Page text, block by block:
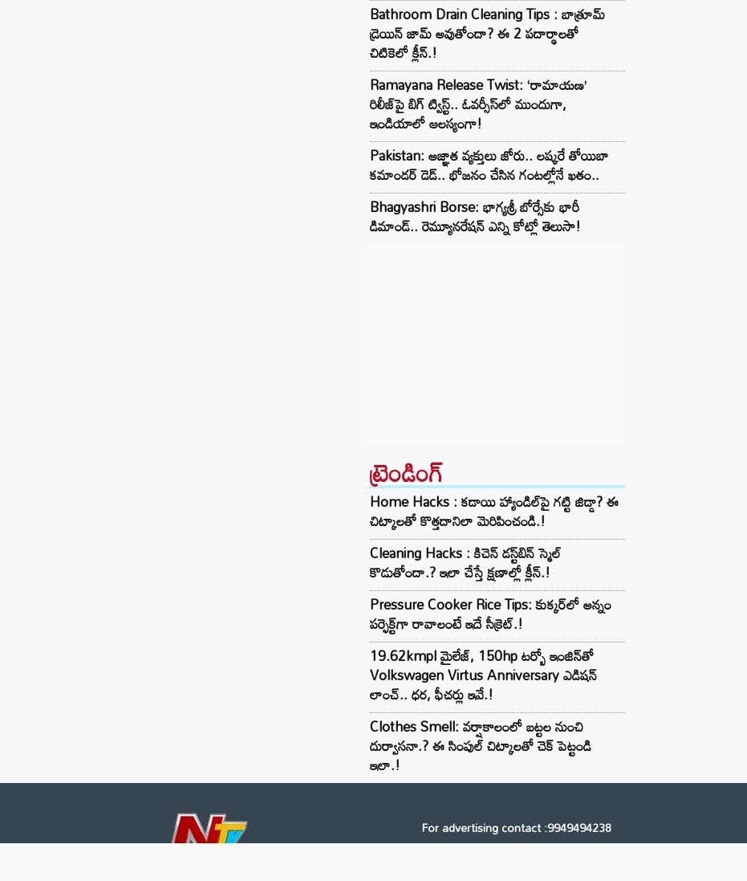
Bathroom Drain Cleaning Tips : బాత్రూమ్
డ్రెయిన్ జామ్ అవుతోందా? ఈ 2 పదార్థాలతో
చిటికెలో క్లీన్.!
Ramayana Release Twist: ‘రామాయణ’
రిలీజ్‌పై బిగ్ ట్విస్ట్.. ఓవర్సీస్‌లో ముందుగా,
ఇండియాలో ఆలస్యంగా!
Pakistan: అజ్ఞాత వ్యక్తులు జోరు.. లష్కరే తోయిబా
కమాండర్ డెడ్.. భోజనం చేసిన గంటల్లోనే ఖతం..
Bhagyashri Borse: భాగ్యశ్రీ బోర్సేకు భారీ
డిమాండ్.. రెమ్యూనరేషన్ ఎన్ని కోట్లో తెలుసా!
ట్రెండింగ్‌
Home Hacks : కడాయి హ్యాండిల్‌పై గట్టి జిడ్డా? ఈ
చిట్కాలతో కొత్తదానిలా మెరిపించండి.!
Cleaning Hacks : కిచెన్ డస్ట్‌బిన్ స్మెల్
కొడుతోందా.? ఇలా చేస్తే క్షణాల్లో క్లీన్.!
Pressure Cooker Rice Tips: కుక్కర్‌లో అన్నం
పర్ఫెక్ట్‌గా రావాలంటే ఇదే సీక్రెట్.!
19.62kmpl మైలేజ్, 150hp టర్బో ఇంజిన్‌తో
Volkswagen Virtus Anniversary ఎడిషన్
లాంచ్.. ధర, ఫీచర్లు ఇవే.!
Clothes Smell: వర్షాకాలంలో బట్టల నుంచి
దుర్వాసనా.? ఈ సింపుల్ చిట్కాలతో చెక్ పెట్టండి
ఇలా.!
For advertising contact :9949494238
Email: digital@ntvnetwork.com